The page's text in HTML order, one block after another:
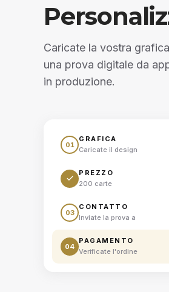
Caricate la vostra
una prova digitale da
in produzione.
01
GRAFICA
Caricate il design
PREZZO
200 carte
03
CONTATTO
Inviate la prova a
04
PAGAMENTO
Verificate l'ordine